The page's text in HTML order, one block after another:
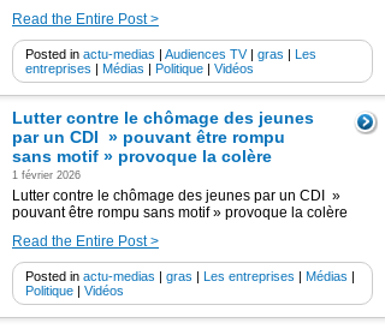
Read the Entire Post >
Posted in actu-medias | Audiences TV| gras | Les
entreprises | Médias | Politique | Vidéos
Lutter contre le chômage des jeunes
par un CDI » pouvant être rompu
sans motif » provoque la colère
1 février 2026
Lutter contre le chômage des jeunes par un CDI »
pouvant être rompu sans motif » provoque la colère
Read the Entire Post >
Posted in actu-medias | gras | Les entreprises | Médias |
Politique | Vidéos